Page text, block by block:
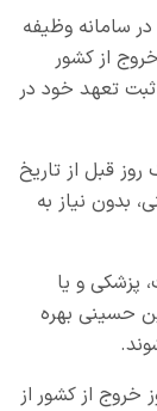
سامانه وظیفه
از کشور
تعهد خود در
قبل از تاریخ
بدون نیاز به
پزشکی و یا
حسینی بهره
از کشور از